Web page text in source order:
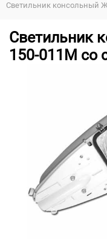
Светильник консольный
Светильник
150-011М со